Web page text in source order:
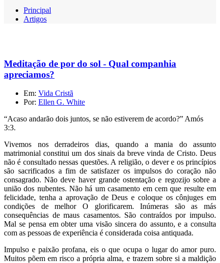
Principal
Artigos
Meditação de por do sol - Qual companhia
apreciamos?
Em: Vida Cristã
Por: Ellen G. White
“Acaso andarão dois juntos, se não estiverem de acordo?” Amós
3:3.
Vivemos nos derradeiros dias, quando a mania do assunto
matrimonial constitui um dos sinais da breve vinda de Cristo. Deus
não é consultado nessas questões. A religião, o dever e os princípios
são sacrificados a fim de satisfazer os impulsos do coração não
consagrado. Não deve haver grande ostentação e regozijo sobre a
união dos nubentes. Não há um casamento em cem que resulte em
felicidade, tenha a aprovação de Deus e coloque os cônjuges em
condições de melhor O glorificarem. Inúmeras são as más
consequências de maus casamentos. São contraídos por impulso.
Mal se pensa em obter uma visão sincera do assunto, e a consulta
com as pessoas de experiência é considerada coisa antiquada.
Impulso e paixão profana, eis o que ocupa o lugar do amor puro.
Muitos põem em risco a própria alma, e trazem sobre si a maldição